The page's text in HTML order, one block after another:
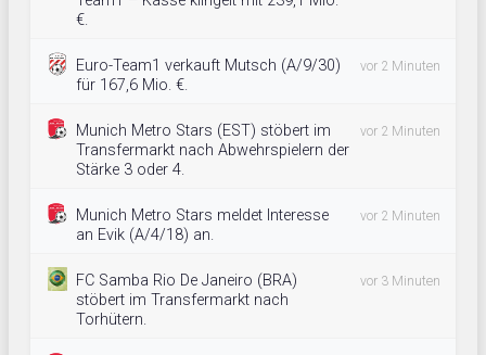
€.
Euro-Team1 verkauft Mutsch (A/9/30)
für 167,6 Mio. €.
vor 2 Minuten
Munich Metro Stars (EST) stöbert im
Transfermarkt nach Abwehrspielern der
Stärke 3 oder 4.
vor 2 Minuten
Munich Metro Stars meldet Interesse
an Evik (A/4/18) an.
vor 2 Minuten
FC Samba Rio De Janeiro (BRA)
stöbert im Transfermarkt nach
Torhütern.
vor 3 Minuten